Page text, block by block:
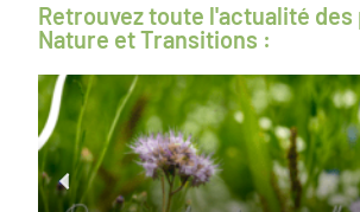
Retrouvez toute l'actualité
Nature et Transitions :